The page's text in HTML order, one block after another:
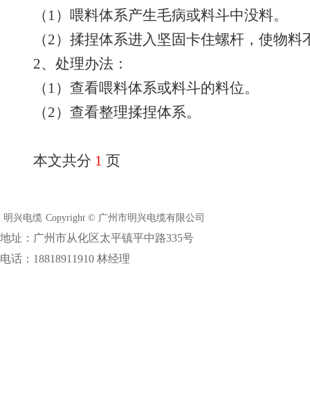
（1）喂料体系产生毛病或料斗中没料。
（2）揉捏体系进入坚固卡住螺杆，使物
2、处理办法：
（1）查看喂料体系或料斗的料位。
（2）查看整理揉捏体系。
本文共分 1 页
明兴电缆 Copyright © 广州市明兴电缆有限公司
地址：广州市从化区太平镇平中路335号
电话：18818911910 林经理